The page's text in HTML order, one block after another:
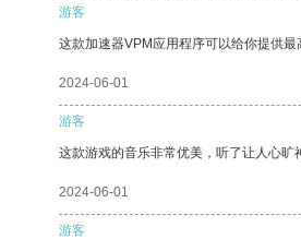
游客
这款加速器VPM应用程序可以给你提供
2024-06-01
游客
这款游戏的音乐非常优美，听了让人心旷
2024-06-01
游客